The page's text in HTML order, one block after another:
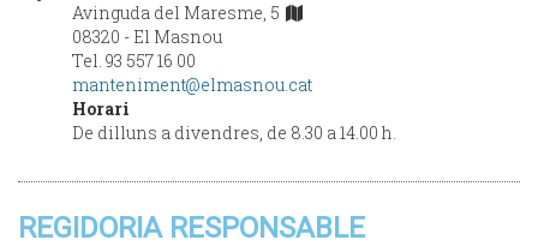
Avinguda del Maresme, 5
08320 - El Masnou
Tel. 93 557 16 00
manteniment@elmasnou.cat
Horari
De dilluns a divendres, de 8.30 a 14.00 h.
REGIDORIA RESPONSABLE